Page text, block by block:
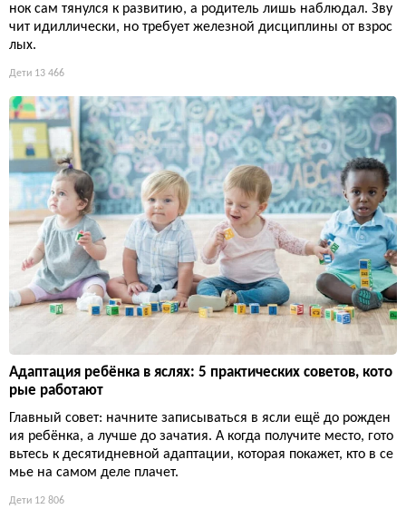
нок сам тянулся к развитию, а родитель лишь наблюдал. Зву
чит идиллически, но требует железной дисциплины от взрос
лых.
Дети 13 466
Адаптация ребёнка в яслях: 5 практических советов, кото
рые работают
Главный совет: начните записываться в ясли ещё до рожден
ия ребёнка, а лучше до зачатия. А когда получите место, гото
вьтесь к десятидневной адаптации, которая покажет, кто в се
мье на самом деле плачет.
Дети 12 806